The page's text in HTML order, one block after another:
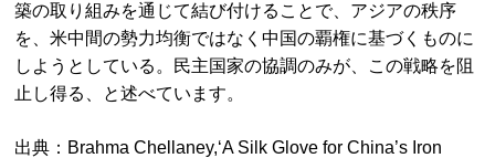
築の取り組みを通じて結び付けることで、アジアの秩序
を、米中間の勢力均衡ではなく中国の覇権に基づくものに
しようとしている。民主国家の協調のみが、この戦略を阻
止し得る、と述べています。
出典：Brahma Chellaney,‘A Silk Glove for China’s Iron